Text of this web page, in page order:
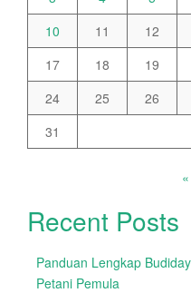
10
11 12
17
18 19
24
25 26
31
Recent Posts
Panduan Lengkap
Petani Pemula